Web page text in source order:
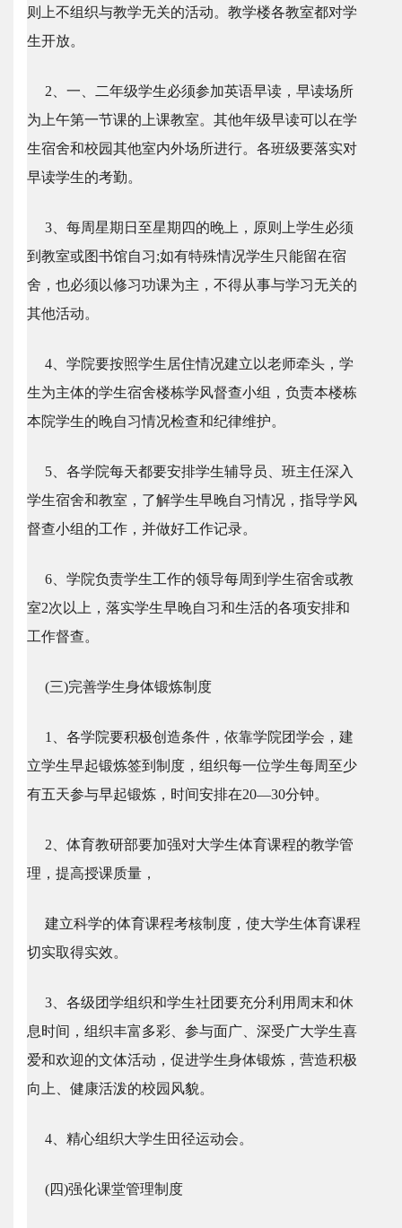
则上不组织与教学无关的活动。教学楼各教室都对学
生开放。
2、一、二年级学生必须参加英语早读，早读场所
为上午第一节课的上课教室。其他年级早读可以在学
生宿舍和校园其他室内外场所进行。各班级要落实对
早读学生的考勤。
3、每周星期日至星期四的晚上，原则上学生必须
到教室或图书馆自习;如有特殊情况学生只能留在宿
舍，也必须以修习功课为主，不得从事与学习无关的
其他活动。
4、学院要按照学生居住情况建立以老师牵头，学
生为主体的学生宿舍楼栋学风督查小组，负责本楼栋
本院学生的晚自习情况检查和纪律维护。
5、各学院每天都要安排学生辅导员、班主任深入
学生宿舍和教室，了解学生早晚自习情况，指导学风
督查小组的工作，并做好工作记录。
6、学院负责学生工作的领导每周到学生宿舍或教
室2次以上，落实学生早晚自习和生活的各项安排和
工作督查。
(三)完善学生身体锻炼制度
1、各学院要积极创造条件，依靠学院团学会，建
立学生早起锻炼签到制度，组织每一位学生每周至少
有五天参与早起锻炼，时间安排在20—30分钟。
2、体育教研部要加强对大学生体育课程的教学管
理，提高授课质量，
建立科学的体育课程考核制度，使大学生体育课程
切实取得实效。
3、各级团学组织和学生社团要充分利用周末和休
息时间，组织丰富多彩、参与面广、深受广大学生喜
爱和欢迎的文体活动，促进学生身体锻炼，营造积极
向上、健康活泼的校园风貌。
4、精心组织大学生田径运动会。
(四)强化课堂管理制度